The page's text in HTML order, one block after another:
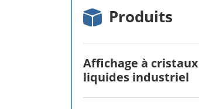
Produits
Affichage à cristaux
liquides industriel